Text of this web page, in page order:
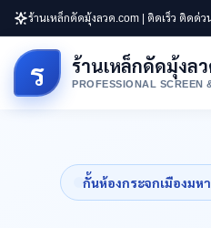
ร้านเหล็กดัดมุ้งลวด.com | ติดเร็ว ติดด่
ร ร้านเหล็กดัดมุ้งล
PROFESSIONAL SCREEN
กั้นห้องกระจกเมืองมห